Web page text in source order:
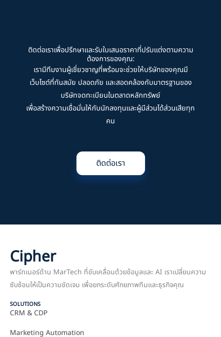
ติดต่อเราเพื่อปรึกษาและรับใบเสนอราคาที่ปรับแต่งตามความ
ต้องการของคุณ:
เรามีทีมงานผู้เชี่ยวชาญที่พร้อมจะช่วยให้บริษัทของคุณมี
เว็บไซต์ที่ทันสมัย ปลอดภัย และสอดคล้องกับมาตรฐานของ
บริษัทจดทะเบียนในตลาดหลักทรัพย์
เพื่อสร้างความเชื่อมั่นให้กับนักลงทุนและผู้มีส่วนได้ส่วนเสียทุก
คน
ติดต่อเรา
Cipher
พาร์ทเนอร์ด้าน MarTech ที่ขับเคลื่อนด้วยข้อมูลและ AI เราเปลี่ยนความ
ซับซ้อนให้เป็นความชัดเจน เพื่อยกระดับศักยภาพทีมและธุรกิจคุณ
SOLUTIONS
CRM & CDP
Marketing Automation